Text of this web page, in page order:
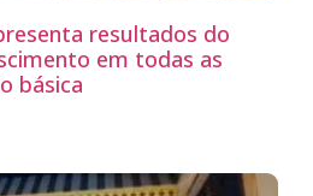
resultados do
em todas as
básica